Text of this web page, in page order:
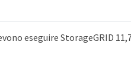
eseguire StorageGRID